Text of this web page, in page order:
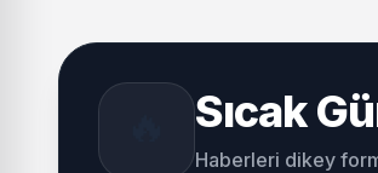
Sıcak
Haberleri dikey